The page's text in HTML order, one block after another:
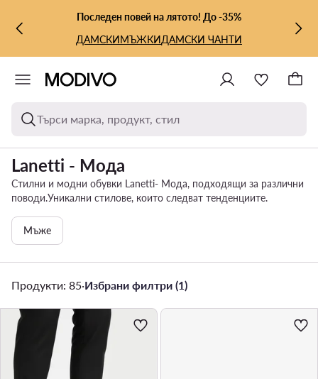
КЪМ ОСНОВНОТО СЪДЪРЖАНИЕ
КЪМ ТЪРСЕНЕПоследен повей на лятото! До -35%
ДАМСКИМЪЖКИДАМСКИ ЧАНТИ
Търси марка, продукт, стил
Lanetti - Мода
Стилни и модни обувки Lanetti- Мода, подходящи за различни
поводи.Уникални стилове, които следват тенденциите.
Мъже
Продукти: 85·Избрани филтри (1)